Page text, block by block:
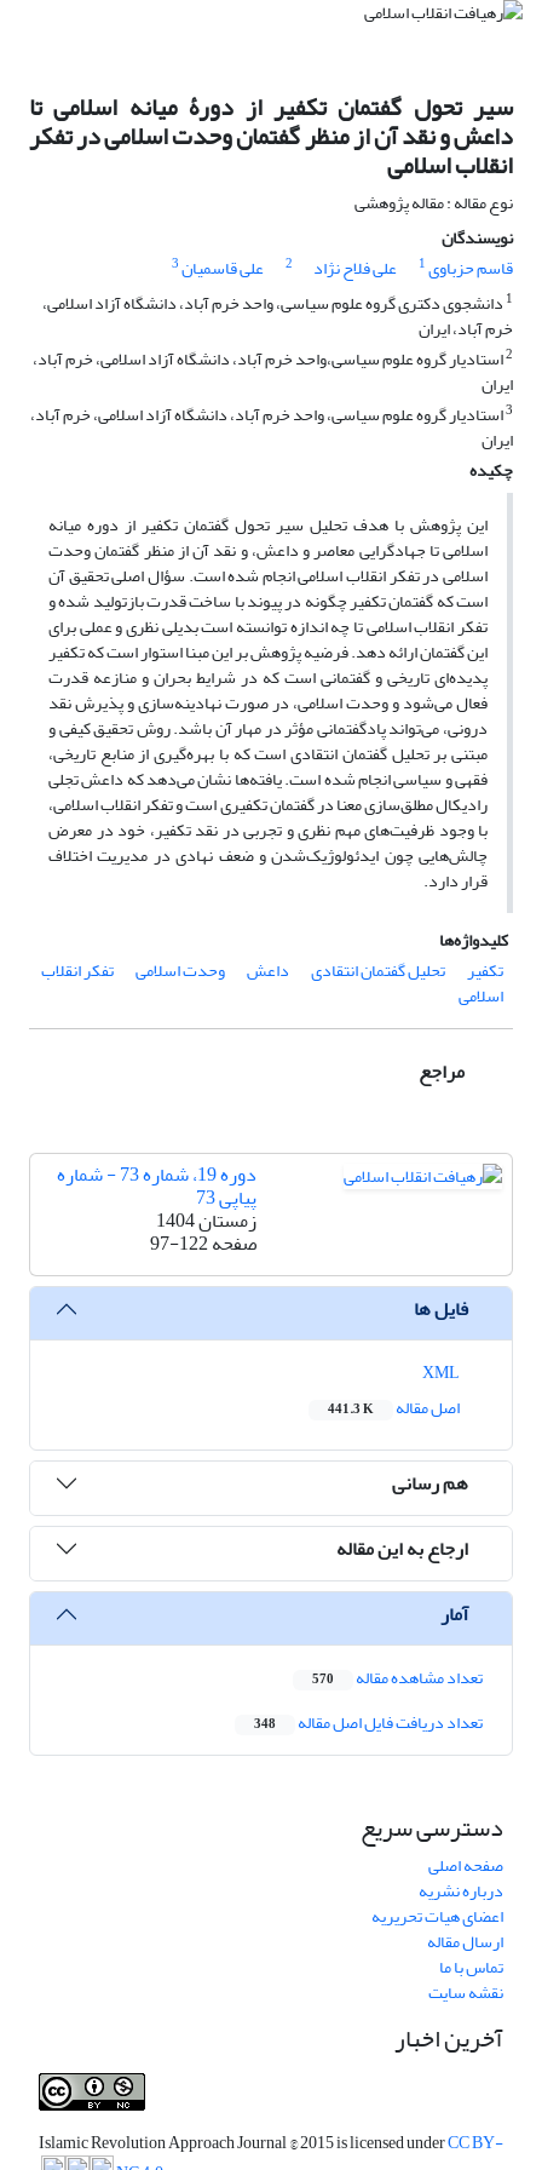
سیر تحول گفتمان تکفیر از دورۀ میانه اسلامی تا
داعش و نقد آن از منظر گفتمان وحدت اسلامی در تفکر
انقلاب اسلامی
نوع مقاله : مقاله پژوهشی
نویسندگان
قاسم حزباوی1 علی فلاح نژاد 2 علی قاسمیان3
1 دانشجوی دکتری گروه علوم سیاسی، واحد خرم آباد، دانشگاه آزاد اسلامی،
خرم آباد، ایران
2استادیار گروه علوم سیاسی،واحد خرم آباد، دانشگاه آزاد اسلامی، خرم آباد،
ایران
3استادیار گروه علوم سیاسی، واحد خرم آباد، دانشگاه آزاد اسلامی، خرم آباد،
ایران
چکیده
این پژوهش با هدف تحلیل سیر تحول گفتمان تکفیر از دوره میانه
اسلامی تا جهادگرایی معاصر و داعش، و نقد آن از منظر گفتمان وحدت
اسلامی در تفکر انقلاب اسلامی انجام شده است. سؤال اصلی تحقیق آن
است که گفتمان تکفیر چگونه در پیوند با ساخت قدرت بازتولید شده و
تفکر انقلاب اسلامی تا چه اندازه توانسته است بدیلی نظری و عملی برای
این گفتمان ارائه دهد. فرضیه پژوهش بر این مبنا استوار است که تکفیر
پدیده‌ای تاریخی و گفتمانی است که در شرایط بحران و منازعه قدرت
فعال می‌شود و وحدت اسلامی، در صورت نهادینه‌سازی و پذیرش نقد
درونی، می‌تواند پادگفتمانی مؤثر در مهار آن باشد. روش تحقیق کیفی و
مبتنی بر تحلیل گفتمان انتقادی است که با بهره‌گیری از منابع تاریخی،
فقهی و سیاسی انجام شده است. یافته‌ها نشان می‌دهد که داعش تجلی
رادیکال مطلق‌سازی معنا در گفتمان تکفیری است و تفکر انقلاب اسلامی،
با وجود ظرفیت‌های مهم نظری و تجربی در نقد تکفیر، خود در معرض
چالش‌هایی چون ایدئولوژیک‌شدن و ضعف نهادی در مدیریت اختلاف
قرار دارد.
کلیدواژه‌ها
تکفیر
تحلیل گفتمان انتقادی داعش وحدت اسلامی تفکر انقلاب
اسلامی
مراجع
دوره 19، شماره 73 - شماره
پیاپی 73
زمستان 1404
صفحه97-122
فایل ها
اصل مقاله
441.3 K
هم رسانی
ارجاع به این مقاله
آمار
تعداد مشاهده مقاله 570
تعداد دریافت فایل اصل مقاله 348
دسترسی سریع
صفحه اصلی
درباره نشریه
اعضای هیات تحریریه
ارسال مقاله
تماس با ما
نقشه سایت
آخرین اخبار
Islamic Revolution Approach Journal© 2015 is licensed underCC BY-